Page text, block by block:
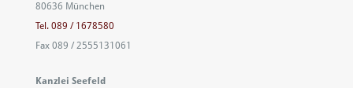
80636 München
Tel. 089 / 1678580
Fax 089 / 2555131061
Kanzlei Seefeld